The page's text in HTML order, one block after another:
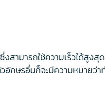
สามารถใช้ความเร็วได้สูง
อักษรอื่นก็จะมีความหมายว่